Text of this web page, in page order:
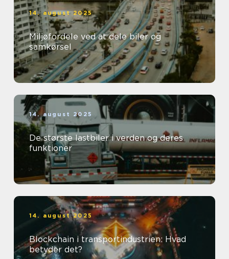
14. august 2025
Miljøfordele ved at dele biler og
samkørsel
14. august 2025
De største lastbiler i verden og deres
funktioner
14. august 2025
Blockchain i transportindustrien: Hvad
betyder det?